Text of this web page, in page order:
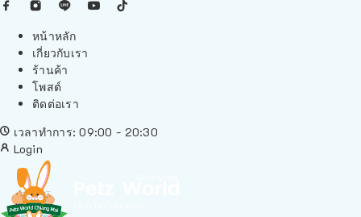
หน้าหลัก
เกี่ยวกับเรา
ร้านค้า
โพสต์
ติดต่อเรา
เวลาทำการ: 09:00 - 20:30
Login